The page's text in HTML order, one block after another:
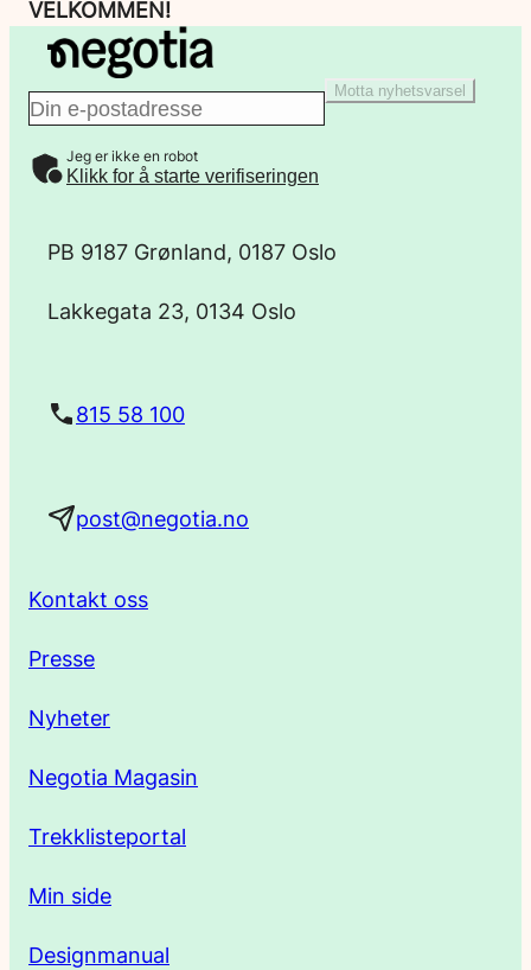
VELKOMMEN!
E
-
Motta nyhetsvarsel
Jeg er ikke en robot
Klikk for å starte verifiseringen
PB 9187 Grønland, 0187 Oslo
Lakkegata 23, 0134 Oslo
815 58 100
post@negotia.no
Kontakt oss
Presse
Nyheter
Negotia Magasin
Trekklisteportal
Min side
Designmanual